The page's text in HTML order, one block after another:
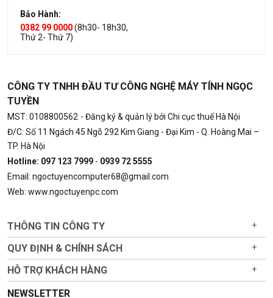
Bảo Hành:
0382 99 0000(8h30- 18h30,
Thứ 2- Thứ 7)
CÔNG TY TNHH ĐẦU TƯ CÔNG NGHỆ MÁY TÍNH NGỌC
TUYỀN
MST: 0108800562 - Đăng ký & quản lý bởi Chi cục thuế Hà Nội
Đ/C: Số 11 Ngách 45 Ngõ 292 Kim Giang - Đại Kim - Q. Hoàng Mai –
TP. Hà Nội
Hotline: 097 123 7999 - 0939 72 5555
Email: ngoctuyencomputer68@gmail.com
Web: www.ngoctuyenpc.com
THÔNG TIN CÔNG TY +
QUY ĐỊNH & CHÍNH SÁCH +
HỖ TRỢ KHÁCH HÀNG +
NEWSLETTER